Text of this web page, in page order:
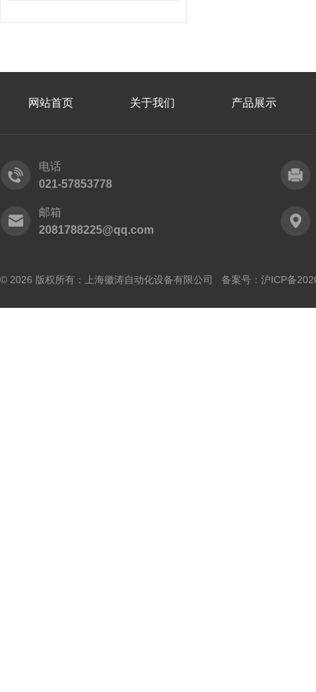
网站首页 关于我们 产品展示
电话
021-57853778
邮箱
2081788225@qq.com
© 2026 版权所有：上海徽涛自动化设备有限公司 备案号： 沪ICP备